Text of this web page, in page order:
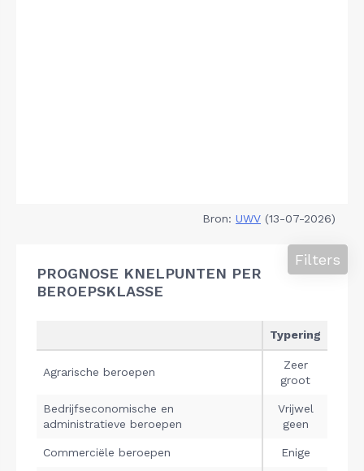
Bron: UWV (13-07-2026)
PROGNOSE KNELPUNTEN PER
BEROEPSKLASSE
Filters